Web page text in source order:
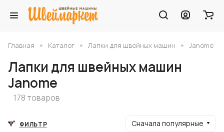
Главная Каталог Лапки для швейных машин Janome
Лапки для швейных машин
Janome
178 товаров
ФИЛЬТР Сначала популярные